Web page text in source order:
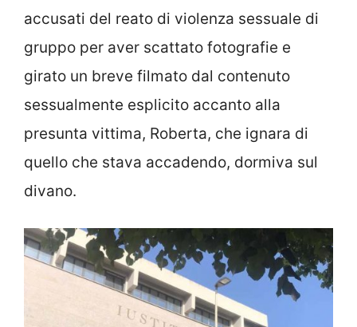
accusati del reato di violenza sessuale di
gruppo per aver scattato fotografie e
girato un breve filmato dal contenuto
sessualmente esplicito accanto alla
presunta vittima, Roberta, che ignara di
quello che stava accadendo, dormiva sul
divano.